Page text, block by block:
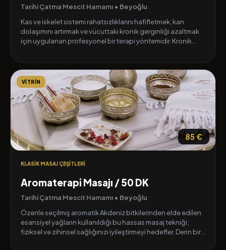
Tarihi Çatma Mescit Hamamı • Beyoğlu
Kas ve iskelet sistemi rahatsızlıklarını hafifletmek, kan
dolaşımını artırmak ve vücuttaki kronik gerginliği azaltmak
için uygulanan profesyonel bir terapi yöntemidir. Kronik
tamamen kişiye özel olarak uygulanarak günlük yaşam
kalitenizi artırmaya yardımcı olur.
VITRIN
85 €
KLASIK MASAJ ÇEŞITLERI
Aromaterapi Masajı / 50 DK
Tarihi Çatma Mescit Hamamı • Beyoğlu
Özenle seçilmiş aromatik Akdeniz bitkilerinden elde edilen
esansiyel yağların kullanıldığı bu hassas masaj tekniği;
fiziksel ve zihinsel sağlığınızı iyileştirmeyi hedefler. Derin bir